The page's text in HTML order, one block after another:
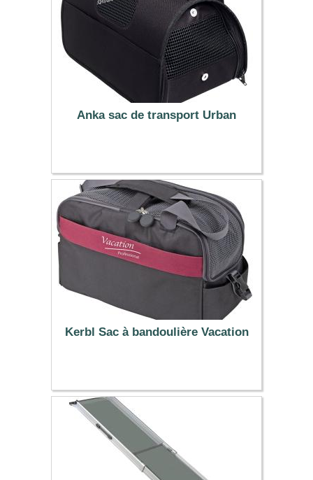
Anka sac de transport Urban
22.99 €
Kerbl Sac à bandoulière Vacation
39.49 €